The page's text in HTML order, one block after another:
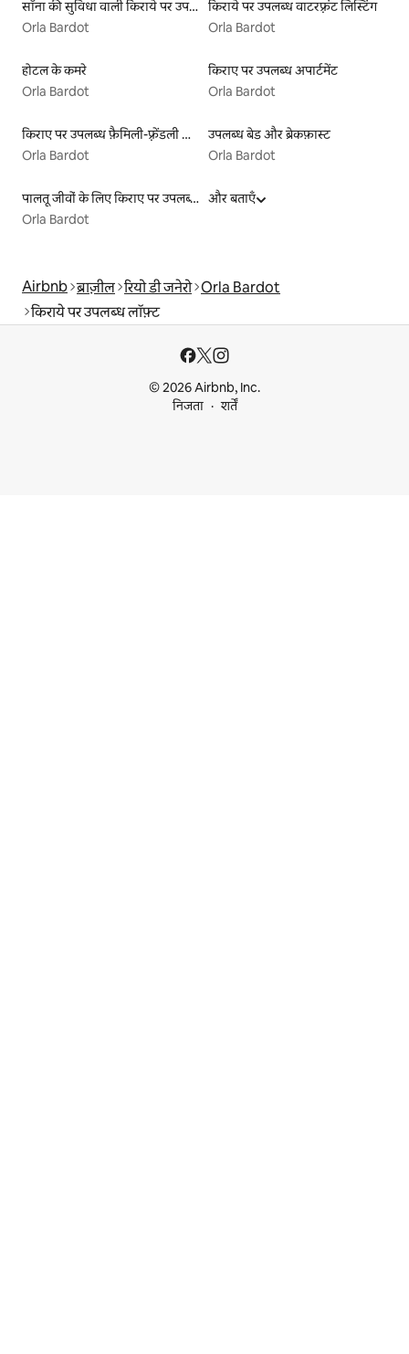
सॉना की सुविधा वाली किराये पर उपलब्ध लिस्टिंग
Orla Bardot
किराये पर उपलब्ध वाटरफ़्रंट लिस्टिंग
Orla Bardot
होटल के कमरे
Orla Bardot
किराए पर उपलब्ध अपार्टमेंट
Orla Bardot
किराए पर उपलब्ध फ़ैमिली-फ़्रेंडली लिस्टिंग
Orla Bardot
उपलब्ध बेड और ब्रेकफ़ास्ट
Orla Bardot
पालतू जीवों के लिए किराए पर उपलब्ध लिस्टिंग
Orla Bardot
और बताएँ
Airbnb ब्राज़ील रियो डी जनेरो Orla Bardot
किराये पर उपलब्ध लॉफ़्ट
© 2026 Airbnb, Inc.
निजता
शर्तें